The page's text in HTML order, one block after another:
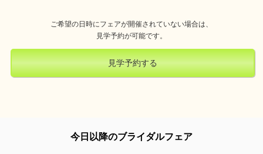
ご希望の日時にフェアが開催されていない場合は、
見学予約が可能です。
見学予約する
今日以降のブライダルフェア